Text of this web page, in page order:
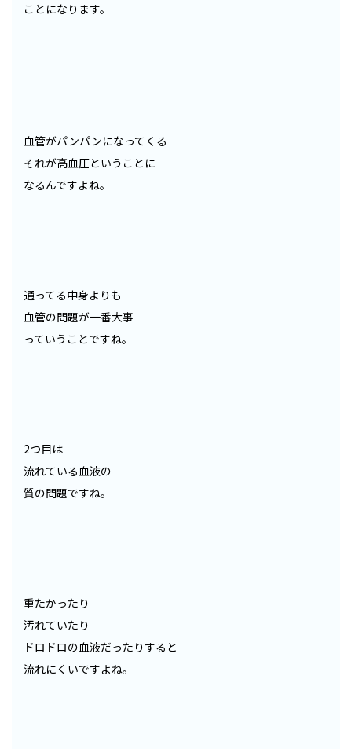
ことになります。
血管がパンパンになってくる
それが高血圧ということに
なるんですよね。
通ってる中身よりも
血管の問題が一番大事
っていうことですね。
2つ目は
流れている血液の
質の問題ですね。
重たかったり
汚れていたり
ドロドロの血液だったりすると
流れにくいですよね。